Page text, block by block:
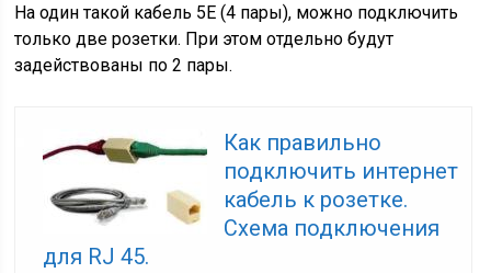
На один такой кабель 5E (4 пары), можно подключить
только две розетки. При этом отдельно будут
задействованы по 2 пары.
Как правильно
подключить интернет
кабель к розетке.
Схема подключения
для RJ 45.